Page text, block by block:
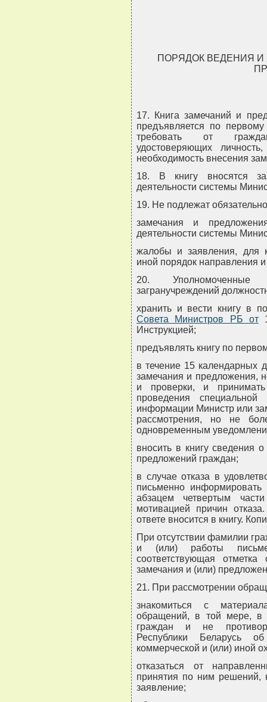
ПОРЯДОК ВЕДЕНИЯ
17. Книга замечаний и
предъявляется по
требовать от
удостоверяющих
необходимость внесения
18. В книгу вносятся
деятельности системы
19. Не подлежат
замечания и
деятельности системы
жалобы и заявления, для
иной порядок направления
20. Уполномоченные
загранучреждений
хранить и вести книгу в
Совета Министров РБ от
Инструкцией;
предъявлять книгу по
в течение 15 календарных
замечания и предложения,
и проверки, и
проведения специальной
информации Министр или
рассмотрения, но не
одновременным
вносить в книгу сведения
предложений граждан;
в случае отказа в
письменно
абзацем четвертым
мотивацией причин
ответе вносится в книгу.
При отсутствии фамилии
и (или) работы
соответствующая
замечания и (или)
21. При рассмотрении
знакомиться с
обращений, в той мере, в
граждан и не
Республики Беларусь
коммерческой и (или) иной
отказаться от
принятия по ним решений,
заявление;